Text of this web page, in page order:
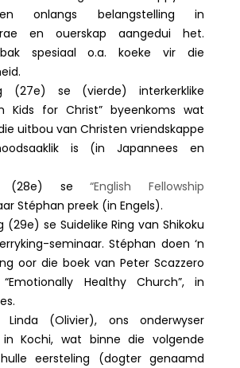
onlangs belangstelling in
en ouerskap aangedui het.
spesiaal o.a. koeke vir die
(27e) se (vierde) interkerklike
Kids for Christ” byeenkoms wat
uitbou van Christen vriendskappe
is (in Japannees en
(28e) se“English Fellowship
Stéphan preek (in Engels).
(29e) se Suidelike Ring van Shikoku
seminaar. Stéphan doen ‘n
oor die boek van Peter Scazzero
Healthy Church”, in
(Olivier), ons onderwyser
in Kochi, wat binne die volgende
eersteling (dogter genaamd